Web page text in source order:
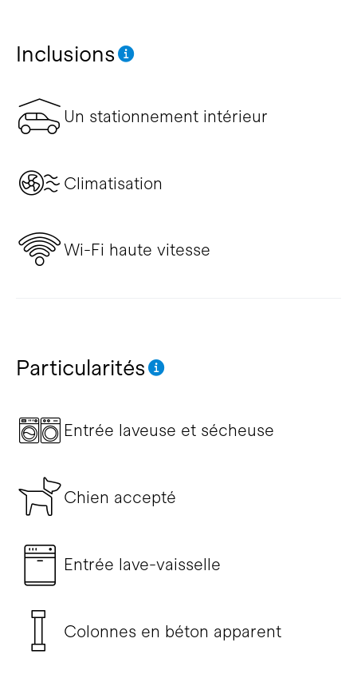
Inclusions
Un stationnement intérieur
Climatisation
Wi-Fi haute vitesse
Particularités
Entrée laveuse et sécheuse
Chien accepté
Entrée lave-vaisselle
Colonnes en béton apparent